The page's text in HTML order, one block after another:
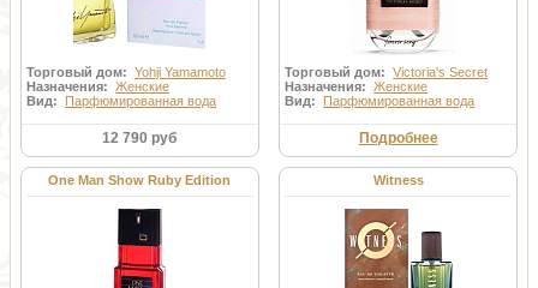
Торговый дом: Yohji Yamamoto
Назначения: Женские
Вид: Парфюмированная вода
12 790 руб
Торговый дом:Victoria's Secret
Назначения:Женские
Вид: Парфюмированная вода
Подробнее
One Man Show Ruby Edition Witness